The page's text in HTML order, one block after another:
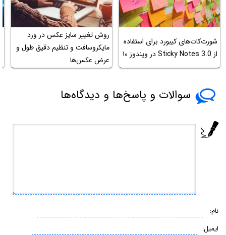
شورت‌کات‌های کیبورد برای استفاده
از Sticky Notes 3.0 در ویندوز ۱۰
روش تغییر سایز عکس در ورد
مایکروسافت و تنظیم دقیق طول و
عرض عکس‌ها
سوالات و پاسخ‌ها و دیدگاه‌ها
نام:
ایمیل: